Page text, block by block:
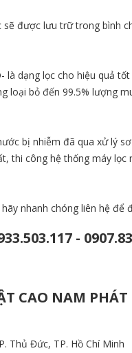
được lưu trữ trong bình
là dạng lọc cho hiệu quả
loại bỏ đến 99.5%
bị nhiễm đã qua xử lý
thi công hệ thống máy
nhanh chóng liên hệ
-
CAO NAM PHÁT
Thủ Đức, TP. Hồ Chí Minh